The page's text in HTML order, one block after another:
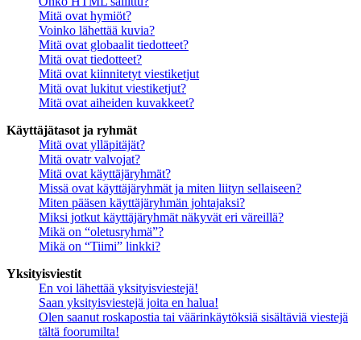
Mitä ovat hymiöt?
Voinko lähettää kuvia?
Mitä ovat globaalit tiedotteet?
Mitä ovat tiedotteet?
Mitä ovat kiinnitetyt viestiketjut
Mitä ovat lukitut viestiketjut?
Mitä ovat aiheiden kuvakkeet?
Käyttäjätasot ja ryhmät
Mitä ovat ylläpitäjät?
Mitä ovatr valvojat?
Mitä ovat käyttäjäryhmät?
Missä ovat käyttäjäryhmät ja miten liityn sellaiseen?
Miten pääsen käyttäjäryhmän johtajaksi?
Miksi jotkut käyttäjäryhmät näkyvät eri väreillä?
Mikä on “oletusryhmä”?
Mikä on “Tiimi” linkki?
Yksityisviestit
En voi lähettää yksityisviestejä!
Saan yksityisviestejä joita en halua!
Olen saanut roskapostia tai väärinkäytöksiä sisältäviä viestejä
tältä foorumilta!